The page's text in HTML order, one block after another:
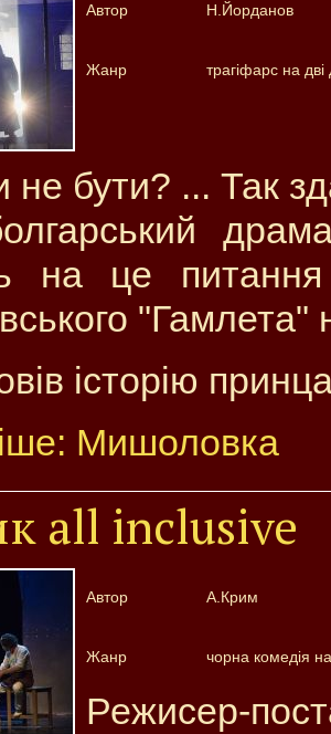
Автор Н.Йорданов
Жанр трагіфарс на дві
не бути? ... Так
на це
"Гамлета"
історію
Мишоловка
all inclusive
Автор А.Крим
Жанр чорна комедія на
Режисер-